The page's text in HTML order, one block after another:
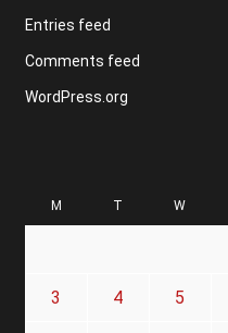
Entries feed
Comments feed
WordPress.org
M T W
3 4 5